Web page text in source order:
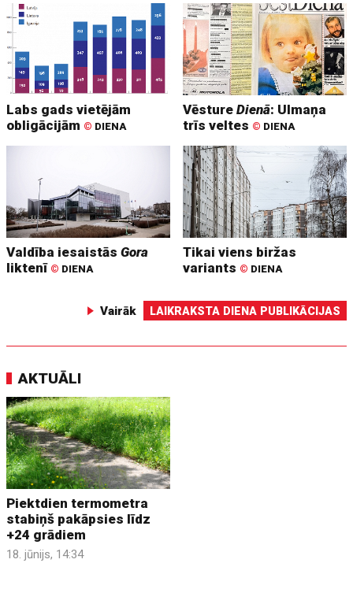
Labs gads vietējām
obligācijām © DIENA
VēstureDienā: Ulmaņa
trīs veltes © DIENA
Valdība iesaistāsGora
liktenī © DIENA
Tikai viens biržas
variants © DIENA
Vairāk LAIKRAKSTA DIENA PUBLIKĀCIJAS
AKTUĀLI
Piektdien termometra
stabiņš pakāpsies līdz
+24 grādiem
18. jūnijs, 14:34